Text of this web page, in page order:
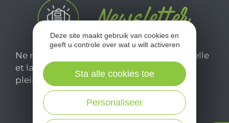
Ne manquez pas notre newsletter mensuelle
et laissez-vous inspirer pour profiter
pleinement de votre séjour en Aveyron.
Je m'abonne ici
Deze site maakt gebruik van cookies en
geeft u controle over wat u wilt activeren
Personaliseer
Sta alle cookies toe